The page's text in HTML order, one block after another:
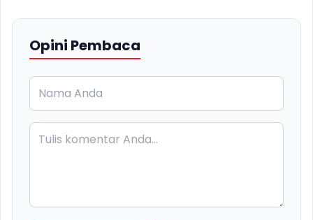
Opini Pembaca